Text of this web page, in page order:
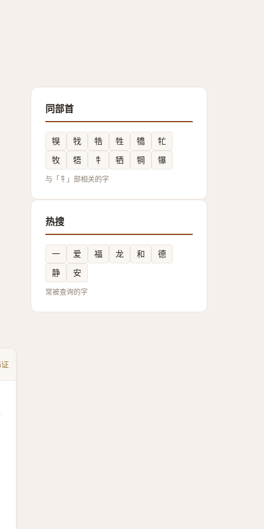
同部首
犑 牫 牿 牲 犞
牤
牧
牾 牜 牺 犅 犦
与「牜」部相关的字
热搜
一 爱 福 龙 和
德
静
安
常被查询的字